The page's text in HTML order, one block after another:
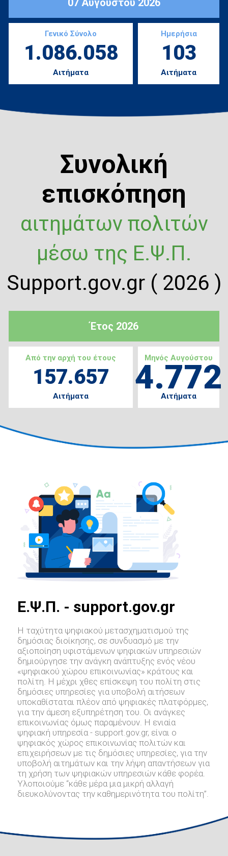
Γενικό Σύνολο
1.086.058
Αιτήματα
Ημερήσια
103
Αιτήματα
Έτος 2026
Από την αρχή του έτους
157.657
Αιτήματα
Μηνός Αυγούστου
4.772
Αιτήματα
Συνολική
επισκόπηση
αιτημάτων πολιτών
μέσω της Ε.Ψ.Π.
Support.gov.gr ( 2026 )
E.Ψ.Π. - support.gov.gr
Η ταχύτητα ψηφιακού μετασχηματισμού της
δημόσιας διοίκησης, σε συνδυασμό με την
αξιοποίηση υφιστάμενων ψηφιακών υπηρεσιών
δημιούργησε την ανάγκη ανάπτυξης ενός νέου
«ψηφιακού χώρου επικοινωνίας» κράτους και
πολίτη. Η μέχρι χθες επίσκεψη του πολίτη στις
δημόσιες υπηρεσίες για υποβολή αιτήσεων
υποκαθίσταται πλέον από ψηφιακές πλατφόρμες,
για την άμεση εξυπηρέτηση του. Οι ανάγκες
επικοινωνίας όμως παραμένουν. Η ενιαία
ψηφιακή υπηρεσία - support.gov.gr, είναι ο
ψηφιακός χώρος επικοινωνίας πολιτών και
επιχειρήσεων με τις δημόσιες υπηρεσίες, για την
υποβολή αιτημάτων και την λήψη απαντήσεων για
τη χρήση των ψηφιακών υπηρεσιών κάθε φορέα.
Υλοποιούμε “κάθε μέρα μια μικρή αλλαγή
διευκολύνοντας την καθημερινότητα του πολίτη”.